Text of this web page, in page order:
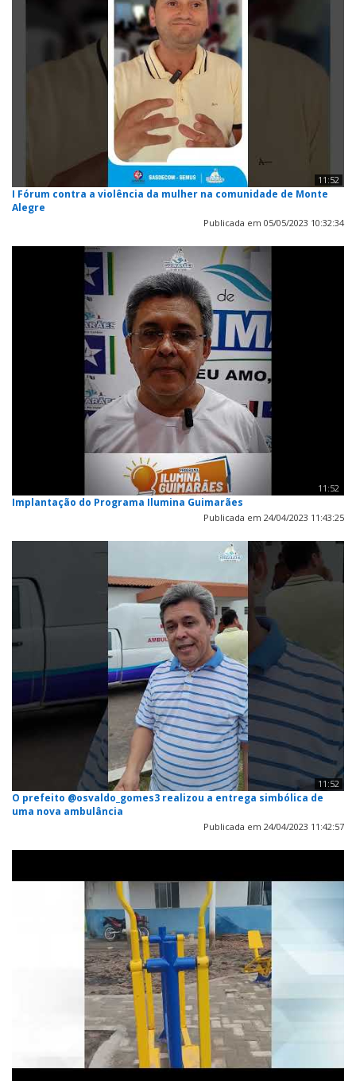
11:52
I Fórum contra a violência da mulher na comunidade de Monte
Alegre
Publicada em 05/05/2023 10:32:34
11:52
Implantação do Programa Ilumina Guimarães
Publicada em 24/04/2023 11:43:25
11:52
O prefeito @osvaldo_gomes3 realizou a entrega simbólica de
uma nova ambulância
Publicada em 24/04/2023 11:42:57